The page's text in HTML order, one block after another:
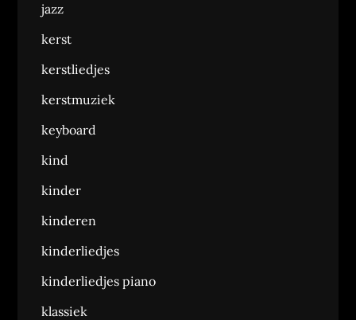
jazz
kerst
kerstliedjes
kerstmuziek
keyboard
kind
kinder
kinderen
kinderliedjes
kinderliedjes piano
klassiek